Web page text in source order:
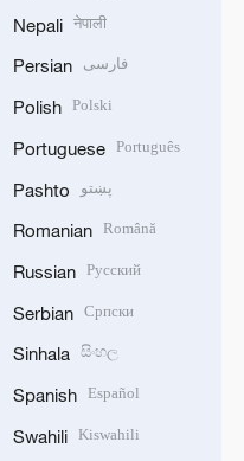
Nepali नेपाली
Persian فارسی
Polish Polski
Portuguese Português
Pashto پښتو
Romanian Română
Russian Русский
Serbian Српски
Sinhala සිංහල
Spanish Español
Swahili Kiswahili